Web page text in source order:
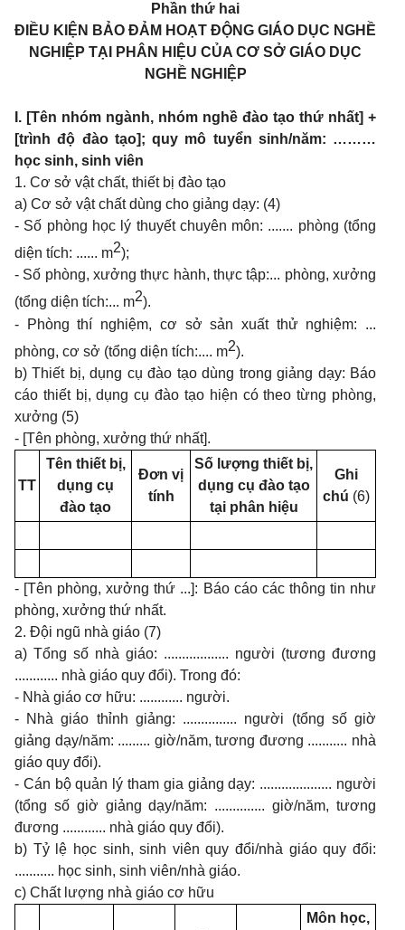
Phần thứ hai
ĐIỀU KIỆN BẢO ĐẢM HOẠT ĐỘNG GIÁO DỤC NGHỀ
NGHIỆP TẠI PHÂN HIỆU CỦA CƠ SỞ GIÁO DỤC
NGHỀ NGHIỆP
I. [Tên nhóm ngành, nhóm nghề đào tạo thứ nhất] +
[trình độ đào tạo]; quy mô tuyển sinh/năm: ………
học sinh, sinh viên
1. Cơ sở vật chất, thiết bị đào tạo
a) Cơ sở vật chất dùng cho giảng dạy: (4)
- Số phòng học lý thuyết chuyên môn: ....... phòng (tổng
diện tích: ...... m2);
- Số phòng, xưởng thực hành, thực tập:... phòng, xưởng
(tổng diện tích:... m2).
- Phòng thí nghiệm, cơ sở sản xuất thử nghiệm: ...
phòng, cơ sở (tổng diện tích:.... m2).
b) Thiết bị, dụng cụ đào tạo dùng trong giảng dạy: Báo
cáo thiết bị, dụng cụ đào tạo hiện có theo từng phòng,
xưởng (5)
- [Tên phòng, xưởng thứ nhất].
TT
Tên thiết bị,
dụng cụ
đào tạo
Đơn vị
tính
Số lượng thiết bị,
dụng cụ đào tạo
tại phân hiệu
Ghi
chú (6)
- [Tên phòng, xưởng thứ ...]: Báo cáo các thông tin như
phòng, xưởng thứ nhất.
2. Đội ngũ nhà giáo (7)
a) Tổng số nhà giáo: .................. người (tương đương
............ nhà giáo quy đổi). Trong đó:
- Nhà giáo cơ hữu: ............ người.
- Nhà giáo thỉnh giảng: ............... người (tổng số giờ
giảng dạy/năm: ......... giờ/năm, tương đương ........... nhà
giáo quy đổi).
- Cán bộ quản lý tham gia giảng dạy: .................... người
(tổng số giờ giảng dạy/năm: .............. giờ/năm, tương
đương ............ nhà giáo quy đổi).
b) Tỷ lệ học sinh, sinh viên quy đổi/nhà giáo quy đổi:
........... học sinh, sinh viên/nhà giáo.
c) Chất lượng nhà giáo cơ hữu
Môn học,